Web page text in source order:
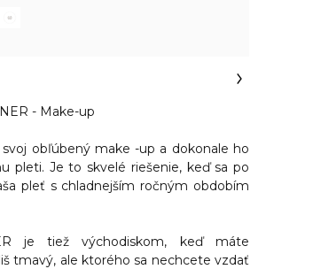
- Make-up
obľúbený make -up a dokonale ho
pleti. Je to skvelé riešenie, keď sa po
pleť s chladnejším ročným obdobím
je tiež východiskom, keď máte
tmavý, ale ktorého sa nechcete vzdať